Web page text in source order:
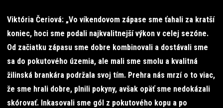
Viktória Čeriová: „Vo víkendovom zápase sme ťahali za kratší
koniec, hoci sme podali najkvalitnejší výkon v celej sezóne.
Od začiatku zápasu sme dobre kombinovali a dostávali sme
sa do pokutového územia, ale mali sme smolu a kvalitná
žilinská brankára podržala svoj tím. Prehra nás mrzí o to viac,
že sme hrali dobre, plnili pokyny, avšak opäť sme nedokázali
skórovať. Inkasovali sme gól z pokutového kopu a po